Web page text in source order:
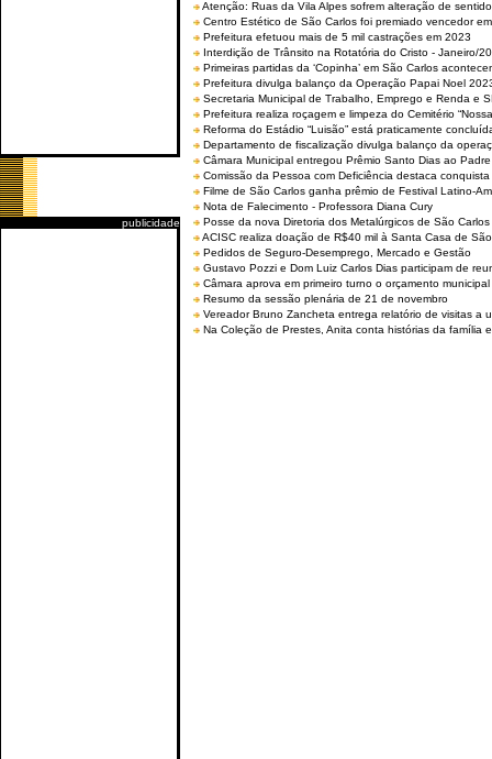
publicidade
Atenção: Ruas da Vila Alpes sofrem alteração de
Centro Estético de São Carlos foi premiado vencedor
Prefeitura efetuou mais de 5 mil castrações em 2023
Interdição de Trânsito na Rotatória do Cristo - Janeiro/
Primeiras partidas da ‘Copinha’ em São Carlos
Prefeitura divulga balanço da Operação Papai Noel
Secretaria Municipal de Trabalho, Emprego e Renda e
Prefeitura realiza roçagem e limpeza do Cemitério
Reforma do Estádio “Luisão” está praticamente
Departamento de fiscalização divulga balanço da
Câmara Municipal entregou Prêmio Santo Dias ao
Comissão da Pessoa com Deficiência destaca
Filme de São Carlos ganha prêmio de Festival Latino-
Nota de Falecimento - Professora Diana Cury
Posse da nova Diretoria dos Metalúrgicos de São
ACISC realiza doação de R$40 mil à Santa Casa de
Pedidos de Seguro-Desemprego, Mercado e Gestão
Gustavo Pozzi e Dom Luiz Carlos Dias participam de
Câmara aprova em primeiro turno o orçamento
Resumo da sessão plenária de 21 de novembro
Vereador Bruno Zancheta entrega relatório de visitas a
Na Coleção de Prestes, Anita conta histórias da família